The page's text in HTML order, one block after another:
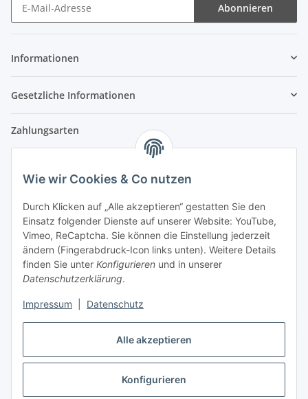
Alle akzeptieren
Konfigurieren
Wie wir Cookies & Co nutzen
Durch Klicken auf „Alle akzeptieren“ gestatten Sie den
Einsatz folgender Dienste auf unserer Website: YouTube,
Vimeo, ReCaptcha. Sie können die Einstellung jederzeit
ändern (Fingerabdruck-Icon links unten). Weitere Details
finden Sie unter Konfigurieren und in unserer
Datenschutzerklärung.
Impressum Datenschutz
Abonnieren
Informationen
Gesetzliche Informationen
Zahlungsarten
Versandpartner
Partner
Vertrag widerrufen